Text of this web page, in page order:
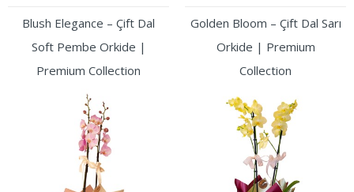
Blush Elegance – Çift Dal
Soft Pembe Orkide |
Premium Collection
Golden Bloom – Çift Dal Sarı
Orkide | Premium
Collection